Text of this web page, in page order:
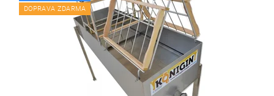
DOPRAVA ZDARMA